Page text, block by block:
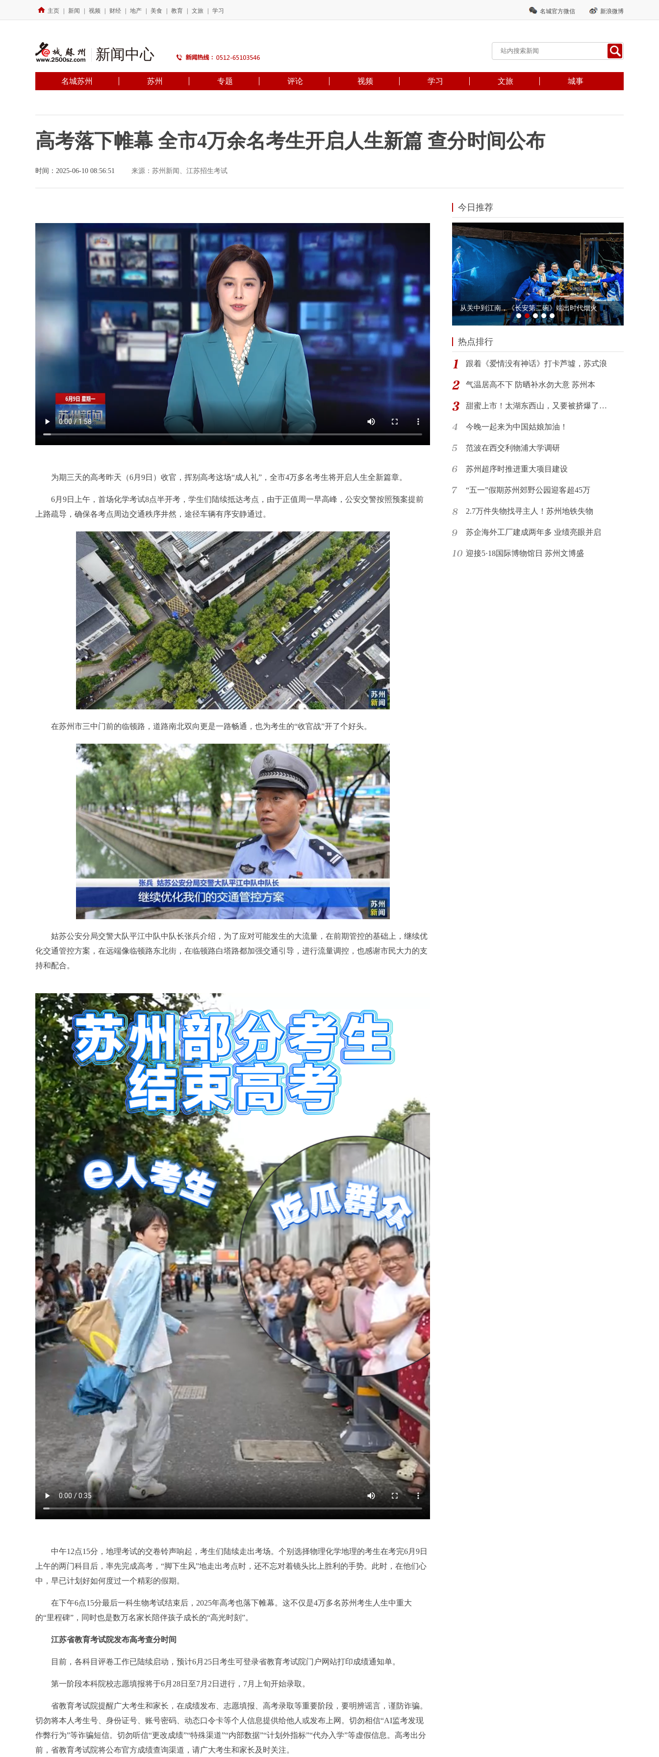
主页 新闻 视频 财经 地产 美食 教育 文旅 学习 名城官方微信 新浪微博
新闻中心
名城苏州 苏州 专题 评论 视频 学习 文旅 城事
高考落下帷幕 全市4万余名考生开启人生新篇 查分时间公布
时间：2025-06-10 08:56:51 来源：苏州新闻、江苏招生考试
为期三天的高考昨天（6月9日）收官，挥别高考这场“成人礼”，全市4万多名考生将开启人生全新篇章。
6月9日上午，首场化学考试8点半开考，学生们陆续抵达考点，由于正值周一早高峰，公安交警按照预案提前
上路疏导，确保各考点周边交通秩序井然，途径车辆有序安静通过。
在苏州市三中门前的临顿路，道路南北双向更是一路畅通，也为考生的“收官战”开了个好头。
姑苏公安分局交警大队平江中队中队长张兵介绍，为了应对可能发生的大流量，在前期管控的基础上，继续优
化交通管控方案，在远端像临顿路东北街，在临顿路白塔路都加强交通引导，进行流量调控，也感谢市民大力的支
持和配合。
中午12点15分，地理考试的交卷铃声响起，考生们陆续走出考场。个别选择物理化学地理的考生在考完6月9日
上午的两门科目后，率先完成高考，“脚下生风”地走出考点时，还不忘对着镜头比上胜利的手势。此时，在他们心
中，早已计划好如何度过一个精彩的假期。
在下午6点15分最后一科生物考试结束后，2025年高考也落下帷幕。这不仅是4万多名苏州考生人生中重大
的“里程碑”，同时也是数万名家长陪伴孩子成长的“高光时刻”。
江苏省教育考试院发布高考查分时间
目前，各科目评卷工作已陆续启动，预计6月25日考生可登录省教育考试院门户网站打印成绩通知单。
第一阶段本科院校志愿填报将于6月28日至7月2日进行，7月上旬开始录取。
省教育考试院提醒广大考生和家长，在成绩发布、志愿填报、高考录取等重要阶段，要明辨谣言，谨防诈骗。
切勿将本人考生号、身份证号、账号密码、动态口令卡等个人信息提供给他人或发布上网。切勿相信“AI监考发现
作弊行为”等诈骗短信。切勿听信“更改成绩”“特殊渠道”“内部数据”“计划外指标”“代办入学”等虚假信息。高考出分
前，省教育考试院将公布官方成绩查询渠道，请广大考生和家长及时关注。
今日推荐
热点排行
跟着《爱情没有神话》打卡芦墟，苏式浪
气温居高不下 防晒补水勿大意 苏州本
甜蜜上市！太湖东西山，又要被挤爆了…
今晚一起来为中国姑娘加油！
范波在西交利物浦大学调研
苏州超序时推进重大项目建设
“五一”假期苏州郊野公园迎客超45万
2.7万件失物找寻主人！苏州地铁失物
苏企海外工厂建成两年多 业绩亮眼并启
迎接5·18国际博物馆日 苏州文博盛